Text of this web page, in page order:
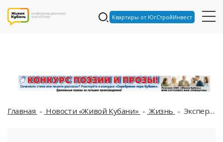
Квартиры от ЮгСтройИнвест
Главная Новости «Живой Кубани» Жизнь Эксперты рассказали, как правильно красить яйца к Пасхе